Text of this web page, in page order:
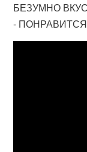
БЕЗУМНО
- ПОНРАВИТСЯ